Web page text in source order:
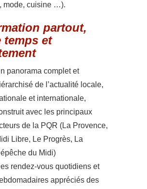
mode, cuisine …).
partout,
temps et
panorama complet et
de l’actualité locale,
et internationale,
avec les principaux
de la PQR (La Provence,
Libre, Le Progrès, La
du Midi)
rendez-vous quotidiens et
appréciés des